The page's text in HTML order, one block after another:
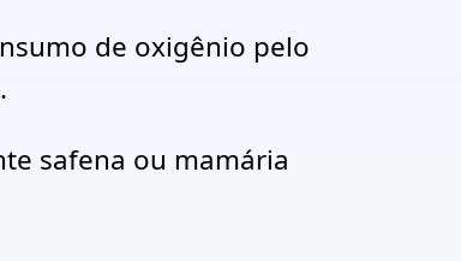
de oxigênio pelo
safena ou mamária